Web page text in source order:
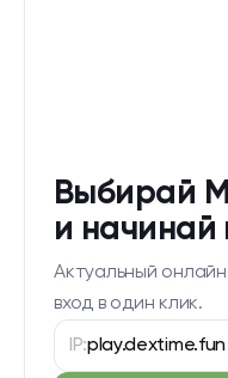
Выбирай
и начинай
Актуальный
вход в один клик.
IP:play.dextime.fun